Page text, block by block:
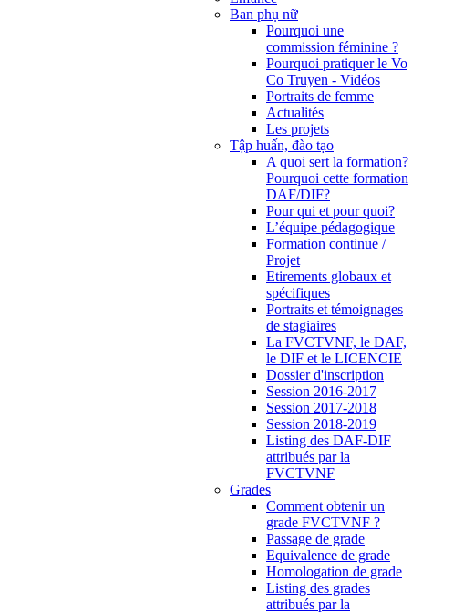
Ban phụ nữ
Pourquoi une
commission féminine ?
Pourquoi pratiquer le Vo
Co Truyen - Vidéos
Portraits de femme
Actualités
Les projets
Tập huấn, đào tạo
A quoi sert la formation?
Pourquoi cette formation
DAF/DIF?
Pour qui et pour quoi?
L’équipe pédagogique
Formation continue /
Projet
Etirements globaux et
spécifiques
Portraits et témoignages
de stagiaires
La FVCTVNF, le DAF,
le DIF et le LICENCIE
Dossier d'inscription
Session 2016-2017
Session 2017-2018
Session 2018-2019
Listing des DAF-DIF
attribués par la
FVCTVNF
Grades
Comment obtenir un
grade FVCTVNF ?
Passage de grade
Equivalence de grade
Homologation de grade
Listing des grades
attribués par la